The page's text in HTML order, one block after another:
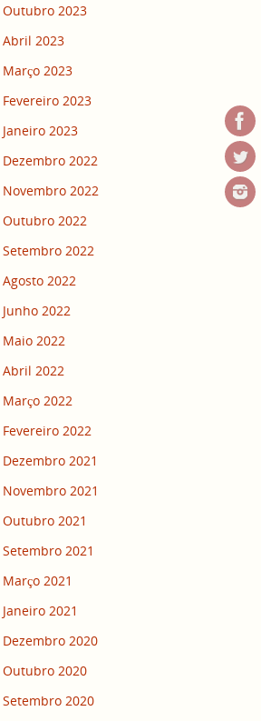
Outubro 2023
Abril 2023
Março 2023
Fevereiro 2023
Janeiro 2023
Dezembro 2022
Novembro 2022
Outubro 2022
Setembro 2022
Agosto 2022
Junho 2022
Maio 2022
Abril 2022
Março 2022
Fevereiro 2022
Dezembro 2021
Novembro 2021
Outubro 2021
Setembro 2021
Março 2021
Janeiro 2021
Dezembro 2020
Outubro 2020
Setembro 2020